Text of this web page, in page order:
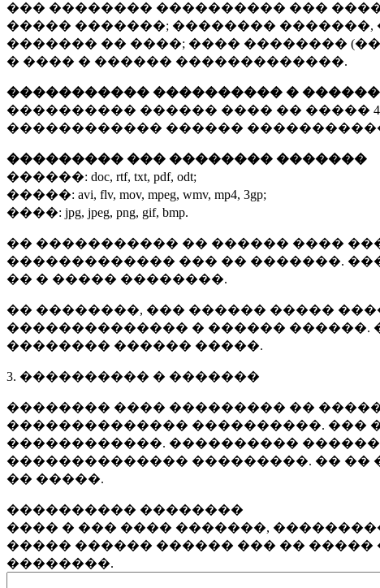
��� �������� ���������� ���
����� �������; �������� �������,
������� �� ����; ���� ��������
� ���� � ������ �������������.
����������� ���������� �
���������� ������ ���� �� �����
������������ ������
��������� ��� �������� �������
������: doc, rtf, txt, pdf, odt;
�����: avi, flv, mov, mpeg, wmv, mp4, 3gp;
����: jpg, jpeg, png, gif, bmp.
�� ����������� �� ������ ����
������������� ��� �� �������.
�� � ����� ��������.
�� ��������, ��� ������ �����
�������������� � ������ ������.
�������� ������ �����.
3. ���������� � �������
�������� ���� ��������� ��
�������������� ����������. ���
������������. ����������
�������������� ���������. ��
�� �����.
���������� ��������
���� � ��� ���� �������,
����� ������ ������ ��� ��
��������.